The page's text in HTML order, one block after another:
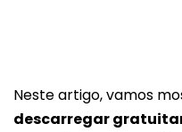
Neste artigo, vamos
descarregar